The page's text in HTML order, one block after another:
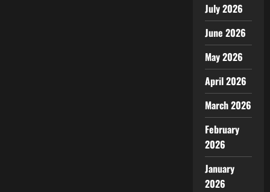
July 2026
June 2026
May 2026
April 2026
March 2026
February
2026
January
2026